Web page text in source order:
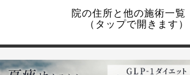
院の住所と他の施術一覧
（タップで開きます）